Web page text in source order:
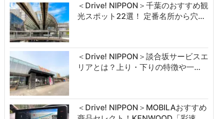
＜Drive! NIPPON＞千葉のおすすめ観
光スポット22選！ 定番名所から穴…
＜Drive! NIPPON＞談合坂サービスエ
リアとは？上り・下りの特徴や一…
＜Drive! NIPPON＞MOBILAおすすめ